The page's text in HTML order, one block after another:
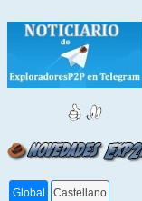
Global Castellano